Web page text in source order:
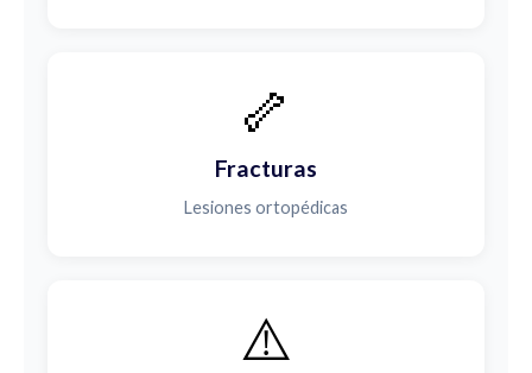
🦴
Fracturas
Lesiones ortopédicas
⚠️